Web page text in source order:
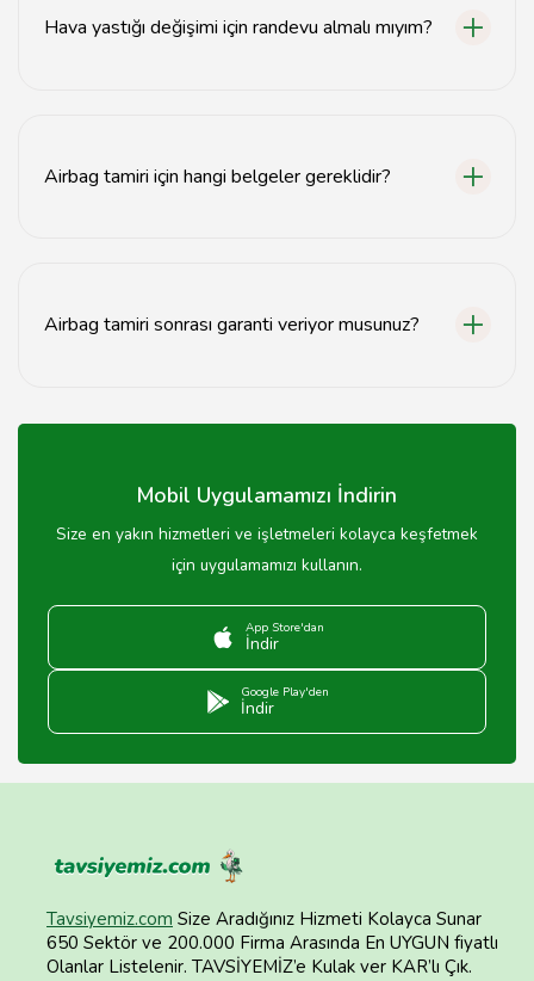
Hava yastığı değişimi için randevu almalı mıyım?
Airbag tamiri için hangi belgeler gereklidir?
Airbag tamiri sonrası garanti veriyor musunuz?
sunmaktayız.
Mobil Uygulamamızı İndirin
Size en yakın hizmetleri ve işletmeleri kolayca keşfetmek
için uygulamamızı kullanın.
App Store'dan
İndir
Google Play'den
İndir
Tavsiyemiz.com Size Aradığınız Hizmeti Kolayca Sunar
650 Sektör ve 200.000 Firma Arasında En UYGUN fiyatlı
Olanlar Listelenir. TAVSİYEMİZ’e Kulak ver KAR’lı Çık.